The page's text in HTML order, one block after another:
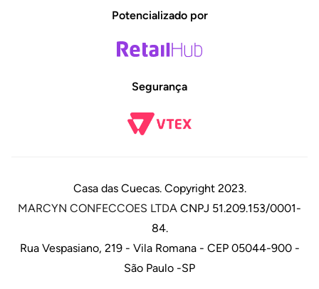
Potencializado por
Segurança
Casa das Cuecas. Copyright 2023.
MARCYN CONFECCOES LTDA CNPJ 51.209.153/0001-
84.
Rua Vespasiano, 219 - Vila Romana - CEP 05044-900 -
São Paulo -SP